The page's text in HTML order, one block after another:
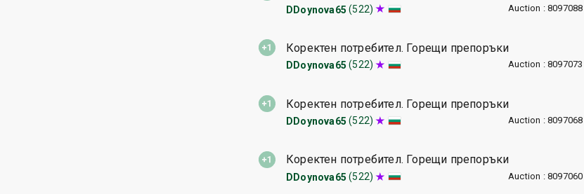
DDoynova65 (522) Auction : 8097088
Коректен потребител. Горещи препоръки
DDoynova65 (522) Auction : 8097073
Коректен потребител. Горещи препоръки
DDoynova65 (522) Auction : 8097068
Коректен потребител. Горещи препоръки
DDoynova65 (522) Auction : 8097060